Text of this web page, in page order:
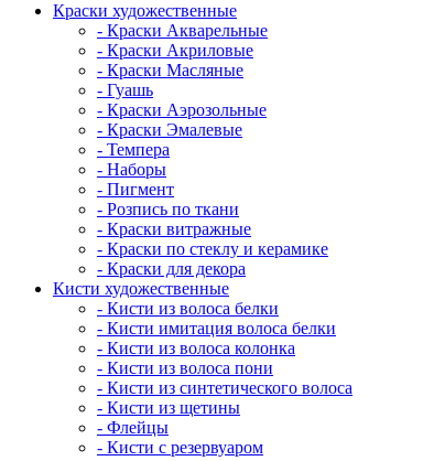
Краски художественные
- Краски Акварельные
- Краски Акриловые
- Краски Масляные
- Гуашь
- Краски Аэрозольные
- Краски Эмалевые
- Темпера
- Наборы
- Пигмент
- Розпись по ткани
- Краски витражные
- Краски по стеклу и керамике
- Краски для декора
Кисти художественные
- Кисти из волоса белки
- Кисти имитация волоса белки
- Кисти из волоса колонка
- Кисти из волоса пони
- Кисти из синтетического волоса
- Кисти из щетины
- Флейцы
- Кисти с резервуаром